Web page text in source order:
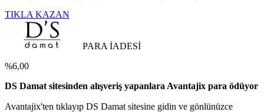
TIKLA KAZAN
PARA İADESİ
%6,00
DS Damat sitesinden alışveriş yapanlara Avantajix para ödüyor
Avantajix'ten tıklayıp DS Damat sitesine gidin ve gönlünüzce